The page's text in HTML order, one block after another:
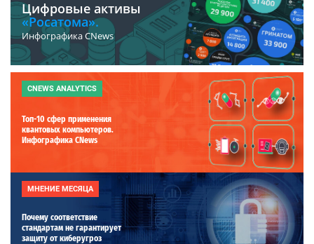
Цифровые активы
«Росатома».
Инфографика CNews
CNEWS ANALYTICS
Топ-10 сфер применения
квантовых компьютеров.
Инфографика CNews
МНЕНИЕ МЕСЯЦА
Почему соответствие
стандартам не гарантирует
защиту от киберугроз